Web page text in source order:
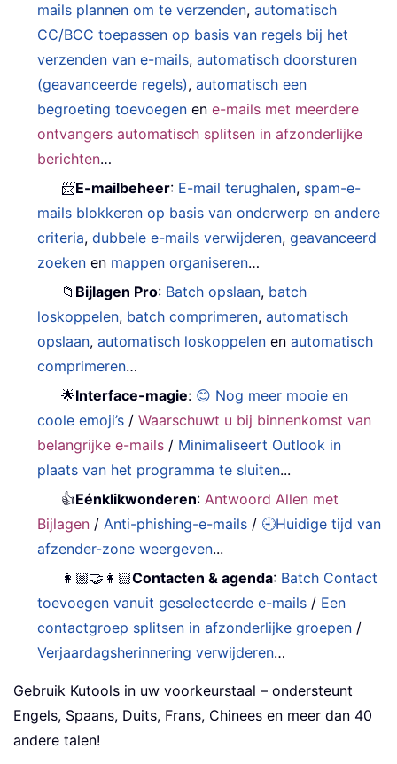
mails plannen om te verzenden,automatisch
CC/BCC toepassen op basis van regels bij het
verzenden van e-mails,automatisch doorsturen
(geavanceerde regels),automatisch een
begroeting toevoegen ene-mails met meerdere
ontvangers automatisch splitsen in afzonderlijke
berichten…
📨E-mailbeheer: E-mail terughalen, spam-e-
mails blokkeren op basis van onderwerp en andere
criteria,dubbele e-mails verwijderen,geavanceerd
zoeken en mappen organiseren…
📁 Bijlagen Pro: Batch opslaan, batch
loskoppelen, batch comprimeren,automatisch
opslaan,automatisch loskoppelen enautomatisch
comprimeren…
🌟Interface-magie: 😊 Nog meer mooie en
coole emoji’s /Waarschuwt u bij binnenkomst van
belangrijke e-mails / Minimaliseert Outlook in
plaats van het programma te sluiten...
👍Eénklikwonderen:Antwoord Allen met
Bijlagen /Anti-phishing-e-mails / 🕘Huidige tijd van
afzender-zone weergeven...
👩🏼‍🤝‍👩🏻Contacten & agenda: Batch Contact
toevoegen vanuit geselecteerde e-mails / Een
contactgroep splitsen in afzonderlijke groepen /
Verjaardagsherinnering verwijderen…
Gebruik Kutools in uw voorkeurstaal – ondersteunt
Engels, Spaans, Duits, Frans, Chinees en meer dan 40
andere talen!